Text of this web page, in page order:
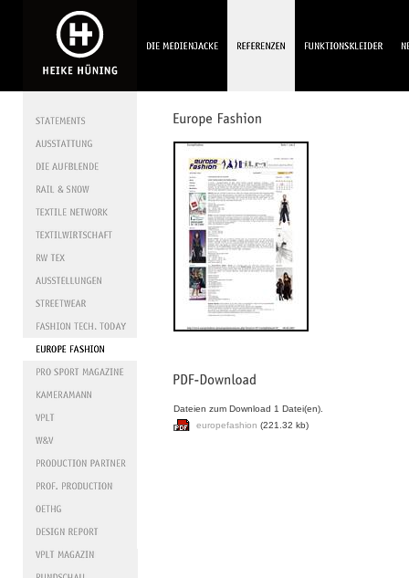
Dateien zum Download 1 Datei(en).
europefashion (221.32 kb)